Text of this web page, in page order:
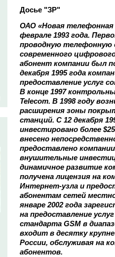
Досье "ЗР"
ОАО «Новая телефонная
феврале 1993 года.
проводную телефонную
современного
абонент компании был
декабря 1995 года
предоставление услуг
В конце 1997
Telecom. В 1998 году
расширения зоны
станций. С 12 декабря
инвестировано более
внесено
предоставлено
внушительные
динамичное развитие
получена лицензия на
Интернет-узла и
абонентам сетей
январе 2002 года
на предоставление
стандарта GSM в
входит в десятку
России, обслуживая на
абонентов.